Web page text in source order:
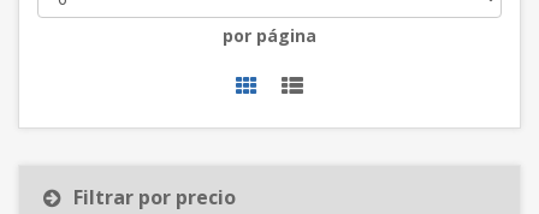
por página
Filtrar por precio